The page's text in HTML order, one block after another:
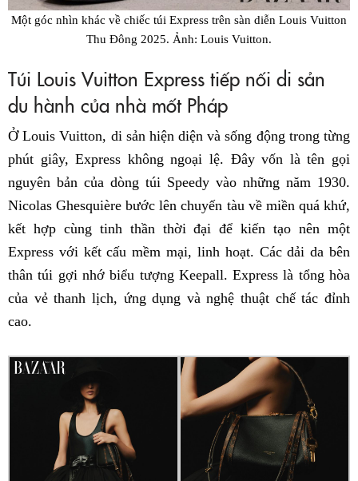
Một góc nhìn khác về chiếc túi Express trên sàn diễn Louis Vuitton
Thu Đông 2025. Ảnh: Louis Vuitton.
Túi Louis Vuitton Express tiếp nối di sản
du hành của nhà mốt Pháp
Ở Louis Vuitton, di sản hiện diện và sống động trong từng
phút giây, Express không ngoại lệ. Đây vốn là tên gọi
nguyên bản của dòng túi Speedy vào những năm 1930.
Nicolas Ghesquière bước lên chuyến tàu về miền quá khứ,
kết hợp cùng tinh thần thời đại để kiến tạo nên một
Express với kết cấu mềm mại, linh hoạt. Các dải da bên
thân túi gợi nhớ biểu tượng Keepall. Express là tổng hòa
của vẻ thanh lịch, ứng dụng và nghệ thuật chế tác đỉnh
cao.